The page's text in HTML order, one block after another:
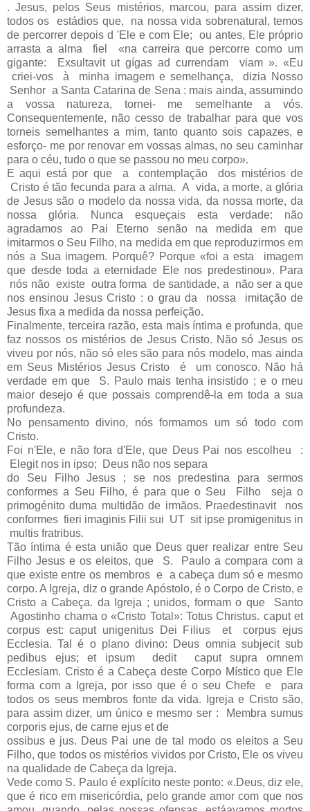
. Jesus, pelos Seus mistérios, marcou, para assim dizer,
todos os estádios que, na nossa vida sobrenatural, temos
de percorrer depois d 'Ele e com Ele; ou antes, Ele próprio
arrasta a alma fiel «na carrei­ra que percorre como um
gigante: Exsultavit ut gígas ad currendam viam ». «Eu
criei-vos à minha imagem e semelhança, dizia Nosso
Senhor a Santa Catarina de Sena : mais ainda, assumindo
a vossa natureza, tornei- me semelhante a vós.
Consequentemente, não cesso de trabalhar para que vos
torneis semelhantes a mim, tanto quanto sois capazes, e
esforço- me por renovar em vossas almas, no seu caminhar
para o céu, tudo o que se passou no meu corpo».
E aqui está por que a contemplação dos mistérios de
Cristo é tão fecunda para a alma. A vida, a morte, a glória
de Jesus são o modelo da nossa vida, da nossa morte, da
nossa glória. Nunca esqueçais esta verdade: não
agradamos ao Pai Eterno senão na medida em que
imitarmos o Seu Filho, na medida em que reproduzirmos em
nós a Sua imagem. Porquê? Porque «foi a esta imagem
que desde toda a eternidade Ele nos predestinou». Para
nós não existe outra forma de santidade, a não ser a que
nos ensinou Jesus Cristo : o grau da nossa imitação de
Jesus fixa a medida da nossa perfeição.
Finalmente, terceira razão, esta mais íntima e profunda, que
faz nossos os mistérios de Jesus Cristo. Não só Jesus os
viveu por nós, não só eles são para nós modelo, mas ainda
em Seus Mistérios Jesus Cristo é um conosco. Não há
verdade em que S. Paulo mais tenha insistido ; e o meu
maior desejo é que possais comprendê-la em toda a sua
profundeza.
No pensamento divino, nós formamos um só todo com
Cristo.
Foi n'Ele, e não fora d'Ele, que Deus Pai nos escolheu :
Elegit nos in ipso; Deus não nos separa
do Seu Filho Jesus ; se nos predestina para sermos
conformes a Seu Filho, é para que o Seu Filho seja o
primogénito duma multidão de irmãos. Praedestinavit nos
conformes fieri imaginis Filii sui UT sit ipse promigenitus in
multis fratribus.
Tão íntima é esta união que Deus quer realizar entre Seu
Filho Jesus e os eleitos, que S. Paulo a compara com a
que existe entre os membros e a cabeça dum só e mesmo
corpo. A Igreja, diz o grande Apóstolo, é o Corpo de Cristo, e
Cristo a Cabeça. da Igreja ; unidos, formam o que Santo
Agostinho chama o «Cristo Total»: Totus Christus. caput et
corpus est: caput unigenitus Dei Filius et corpus ejus
Ecclesia. Tal é o plano divino: Deus omnia subjecit sub
pedibus ejus; et ipsum dedit caput supra omnem
Ecclesiam. Cristo é a Cabeça deste Corpo Místico que Ele
forma com a Igreja, por isso que é o seu Chefe e para
todos os seus membros fonte da vida. Igreja e Cristo são,
para assim dizer, um único e mesmo ser : Membra sumus
corporis ejus, de carne ejus et de
ossibus e jus. Deus Pai une de tal modo os eleitos a Seu
Filho, que todos os mistérios vividos por Cristo, Ele os viveu
na qualidade de Cabeça da Igreja.
Vede como S. Paulo é explícito neste ponto: «.Deus, diz ele,
que é rico em misericórdia, pelo grande amor com que nos